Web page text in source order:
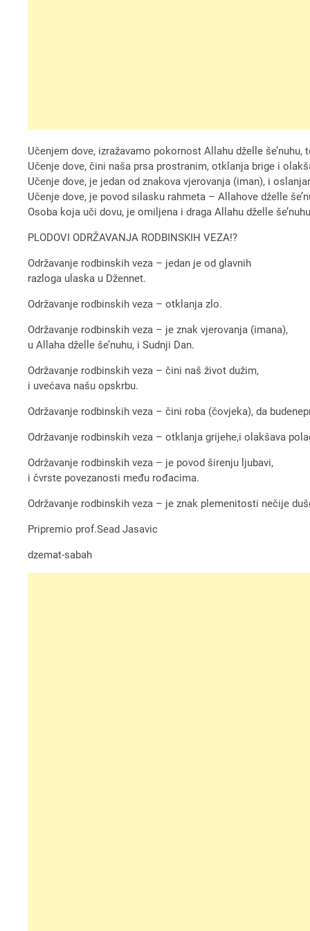
Učenjem dove, izražavamo pokornost Allahu dželle
Učenje dove, čini naša prsa prostranim, otklanja brige i
Učenje dove, je jedan od znakova vjerovanja (iman), i
Učenje dove, je povod silasku rahmeta – Allahove dželle
Osoba koja uči dovu, je omiljena i draga Allahu dželle
PLODOVI ODRŽAVANJA RODBINSKIH VEZA!?
Održavanje rodbinskih veza – jedan je od glavnih
razloga ulaska u Džennet.
Održavanje rodbinskih veza – otklanja zlo.
Održavanje rodbinskih veza – je znak vjerovanja (imana),
u Allaha dželle še’nuhu, i Sudnji Dan.
Održavanje rodbinskih veza – čini naš život dužim,
i uvećava našu opskrbu.
Održavanje rodbinskih veza – čini roba (čovjeka), da
Održavanje rodbinskih veza – otklanja grijehe,i olakšava
Održavanje rodbinskih veza – je povod širenju ljubavi,
i čvrste povezanosti među rođacima.
Održavanje rodbinskih veza – je znak plemenitosti nečije
Pripremio prof.Sead Jasavic
dzemat-sabah